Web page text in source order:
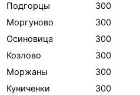
Подгорцы
300
Моргуново
300
Осиновица
300
Козлово
300
Моржаны
300
Куниченки
300